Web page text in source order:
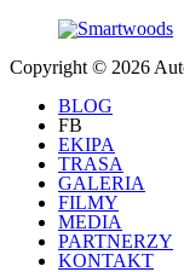
Copyright © 2026
BLOG
FB
EKIPA
TRASA
GALERIA
FILMY
MEDIA
PARTNERZY
KONTAKT